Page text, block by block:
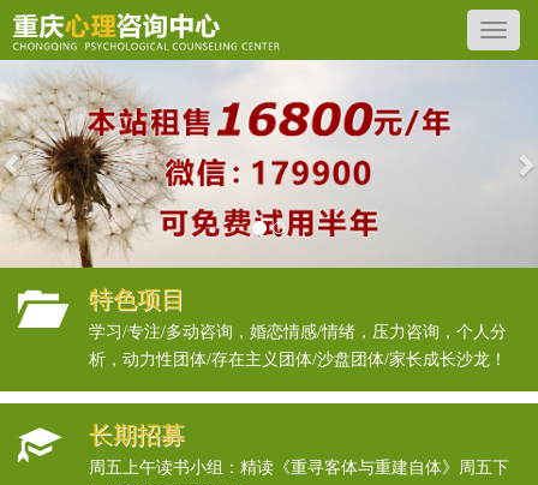
Previous
特色项目
学习/专注/多动咨询，婚恋情感/情绪，压力咨询，个人分
析，动力性团体/存在主义团体/沙盘团体/家长成长沙龙！
长期招募
周五上午读书小组：精读《重寻客体与重建自体》周五下